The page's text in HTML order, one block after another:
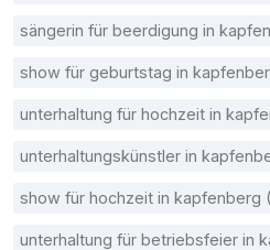
sängerin für beerdigung in
show für geburtstag in
unterhaltung für hochzeit in
unterhaltungskünstler in
show für hochzeit in kapfenberg
unterhaltung für betriebsfeier in